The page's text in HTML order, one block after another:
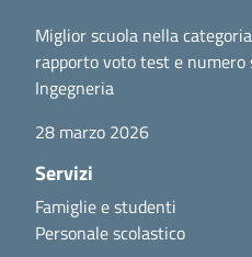
Miglior scuola nella
rapporto voto test e
Ingegneria
28 marzo 2026
Servizi
Famiglie e studenti
Personale scolastico